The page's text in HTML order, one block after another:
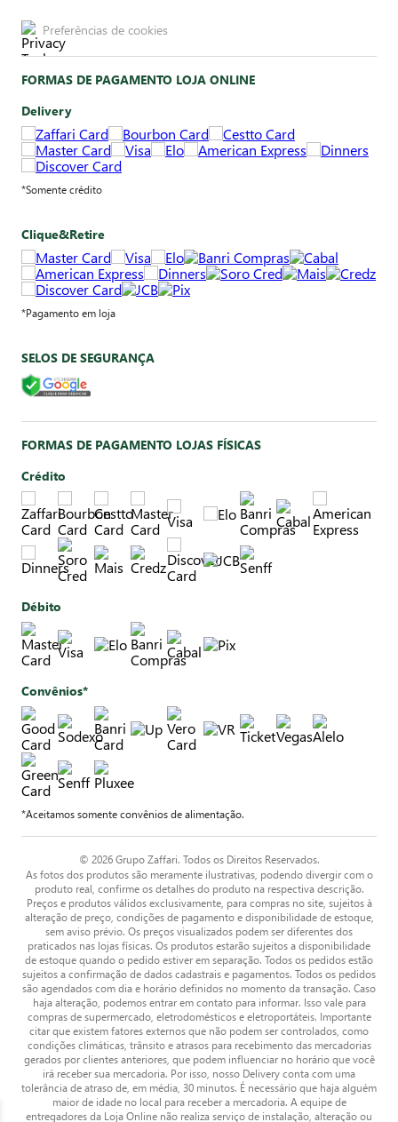
Preferências de cookies
FORMAS DE PAGAMENTO LOJA ONLINE
Delivery
*Somente crédito
Clique&Retire
*Pagamento em loja
SELOS DE SEGURANÇA
FORMAS DE PAGAMENTO LOJAS FÍSICAS
Crédito
Débito
Convênios*
*Aceitamos somente convênios de alimentação.
© 2026 Grupo Zaffari. Todos os Direitos Reservados.
As fotos dos produtos são meramente ilustrativas, podendo divergir com o
produto real, confirme os detalhes do produto na respectiva descrição.
Preços e produtos válidos exclusivamente, para compras no site, sujeitos à
alteração de preço, condições de pagamento e disponibilidade de estoque,
sem aviso prévio. Os preços visualizados podem ser diferentes dos
praticados nas lojas físicas. Os produtos estarão sujeitos a disponibilidade
de estoque quando o pedido estiver em separação. Todos os pedidos estão
sujeitos a confirmação de dados cadastrais e pagamentos. Todos os pedidos
são agendados com dia e horário definidos no momento da transação. Caso
haja alteração, podemos entrar em contato para informar. Isso vale para
compras de supermercado, eletrodomésticos e eletroportáteis. Importante
citar que existem fatores externos que não podem ser controlados, como
condições climáticas, trânsito e atrasos para recebimento das mercadorias
gerados por clientes anteriores, que podem influenciar no horário que você
irá receber sua mercadoria. Por isso, nosso Delivery conta com uma
tolerância de atraso de, em média, 30 minutos. É necessário que haja alguém
maior de idade no local para receber a mercadoria. A equipe de
entregadores da Loja Online não realiza serviço de instalação, alteração ou